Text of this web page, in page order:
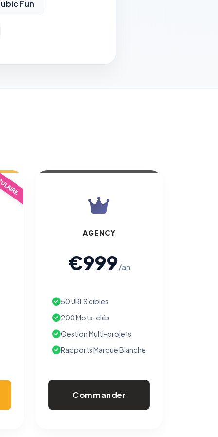
Fun
AGENCY
€999/an
50 URLS cibles
200 Mots-clés
Gestion Multi-projets
Rapports Marque Blanche
Commander